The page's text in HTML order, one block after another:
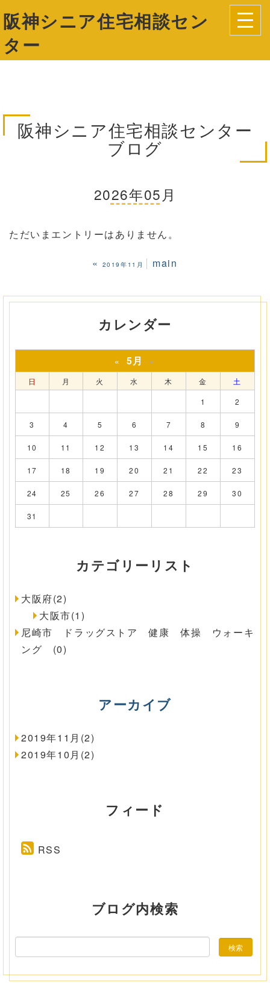
阪神シニア住宅相談セン
ター
阪神シニア住宅相談センター
ブログ
2026年05月
ただいまエントリーはありません。
« 2019年11月 main
カレンダー
« 5月 »
日 月 火 水 木 金
土
1
2
3 4 5 6 7 8 9
10 11 12 13 14 15 16
17 18 19 20 21 22 23
24 25 26 27 28 29 30
31
カテゴリーリスト
大阪府(2)
大阪市(1)
尼崎市 ドラッグストア 健康 体操 ウォーキ
ング (0)
アーカイブ
2019年11月(2)
2019年10月(2)
フィード
RSS
ブログ内検索